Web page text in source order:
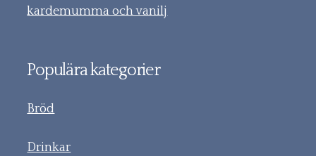
kardemumma och vanilj
Populära kategorier
Bröd
Drinkar